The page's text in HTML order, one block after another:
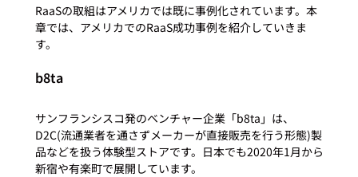
RaaSの取組はアメリカでは既に事例化されています。本
章では、アメリカでのRaaS成功事例を紹介していきま
b8ta
サンフランシスコ発のベンチャー企業「b8ta」は、
D2C(流通業者を通さずメーカーが直接販売を行う形態)製
品などを扱う体験型ストアです。日本でも2020年1月から
新宿や有楽町で展開しています。